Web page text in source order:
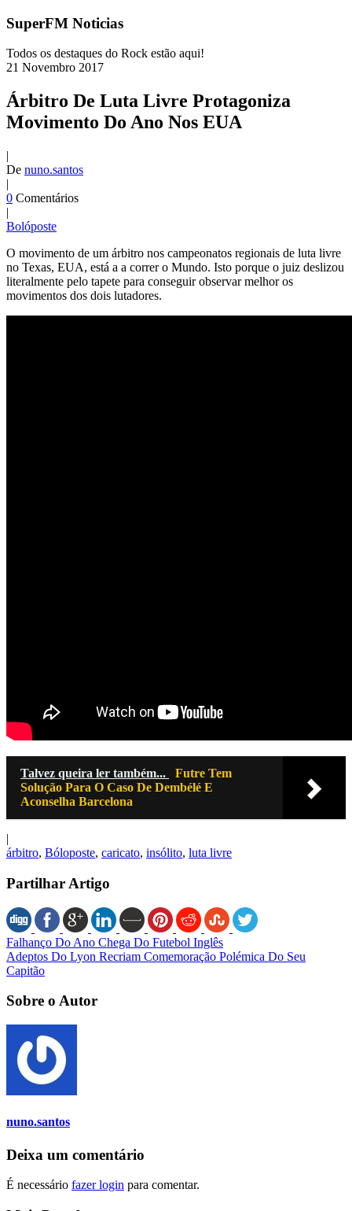
SuperFM Noticias
Todos os destaques do Rock estão aqui!
21 Novembro 2017
Árbitro De Luta Livre Protagoniza
Movimento Do Ano Nos EUA
|
De nuno.santos
|
0 Comentários
|
Bolóposte
O movimento de um árbitro nos campeonatos regionais de luta livre
no Texas, EUA, está a a correr o Mundo. Isto porque o juiz deslizou
literalmente pelo tapete para conseguir observar melhor os
movimentos dos dois lutadores.
Talvez queira ler também...
Futre Tem
Solução Para O Caso De Dembélé E
Aconselha Barcelona
|
árbitro, Bóloposte, caricato, insólito, luta livre
Partilhar Artigo
Falhanço Do Ano Chega Do Futebol Inglês
Adeptos Do Lyon Recriam Comemoração Polémica Do Seu
Capitão
Sobre o Autor
nuno.santos
Deixa um comentário
É necessário fazer login para comentar.